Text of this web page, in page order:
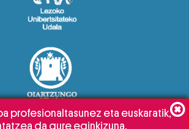
profesionaltasunez eta euskaratik,
da gure eginkizuna.